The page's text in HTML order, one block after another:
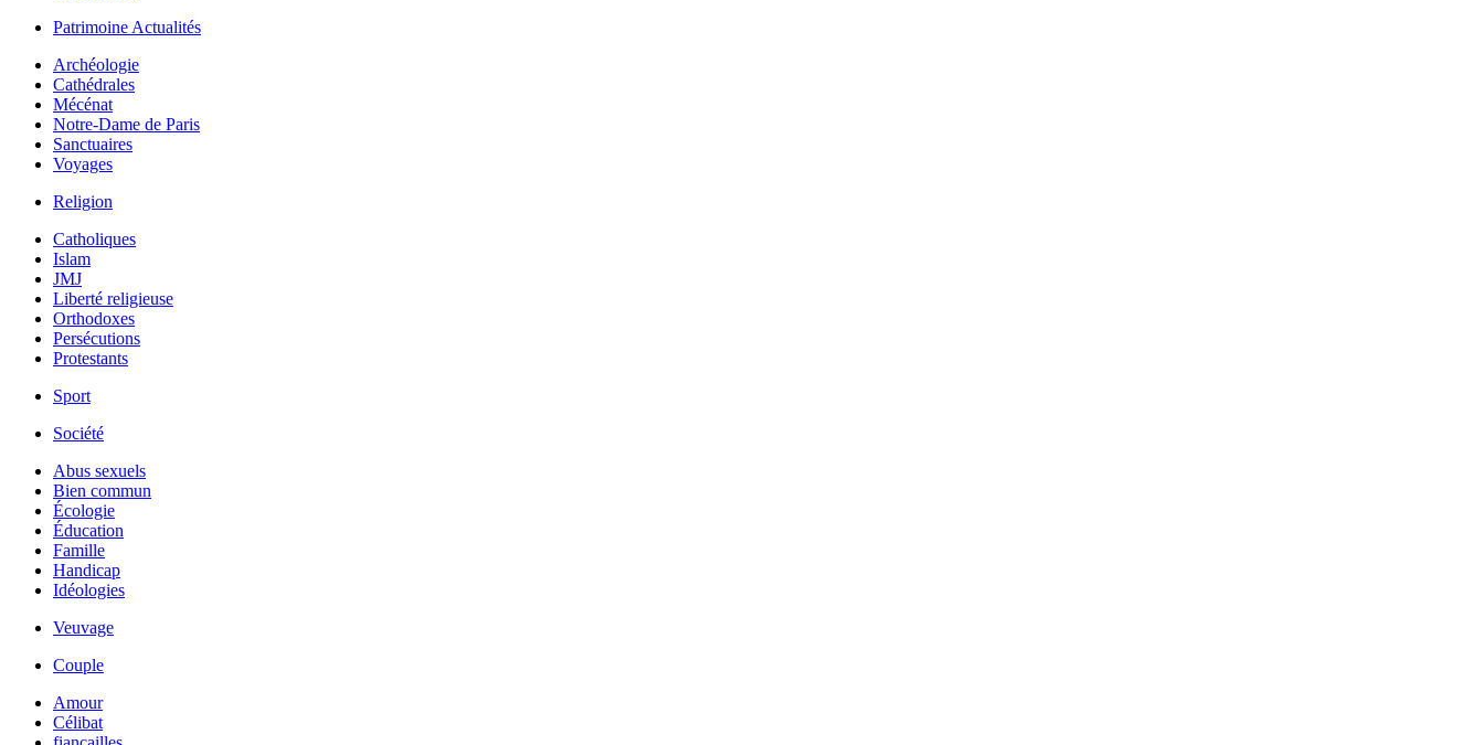
Patrimoine Actualités
Archéologie
Cathédrales
Mécénat
Notre-Dame de Paris
Sanctuaires
Voyages
Religion
Catholiques
Islam
JMJ
Liberté religieuse
Orthodoxes
Persécutions
Protestants
Sport
Société
Abus sexuels
Bien commun
Écologie
Éducation
Famille
Handicap
Idéologies
Veuvage
Couple
Amour
Célibat